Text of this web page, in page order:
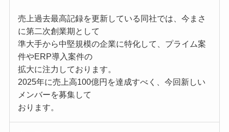
売上過去最高記録を更新している同社では、今まさ
に第二次創業期として
準大手から中堅規模の企業に特化して、プライム案
件やERP導入案件の
拡大に注力しております。
2025年に売上高100億円を達成すべく、今回新しい
メンバーを募集して
おります。